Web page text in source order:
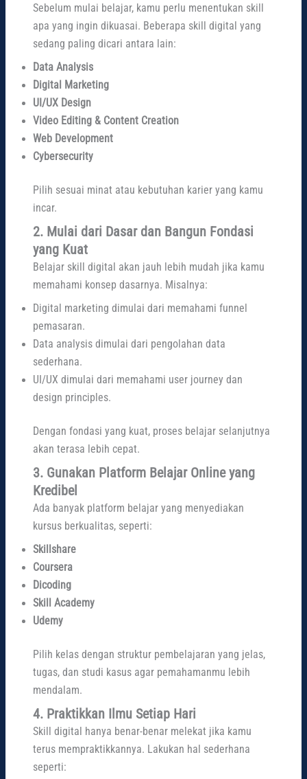
Sebelum mulai belajar, kamu perlu menentukan skill
apa yang ingin dikuasai. Beberapa skill digital yang
sedang paling dicari antara lain:
Data Analysis
Digital Marketing
UI/UX Design
Video Editing & Content Creation
Web Development
Cybersecurity
Pilih sesuai minat atau kebutuhan karier yang kamu
incar.
2. Mulai dari Dasar dan Bangun Fondasi
yang Kuat
Belajar skill digital akan jauh lebih mudah jika kamu
memahami konsep dasarnya. Misalnya:
Digital marketing dimulai dari memahami funnel
pemasaran.
Data analysis dimulai dari pengolahan data
sederhana.
UI/UX dimulai dari memahami user journey dan
design principles.
Dengan fondasi yang kuat, proses belajar selanjutnya
akan terasa lebih cepat.
3. Gunakan Platform Belajar Online yang
Kredibel
Ada banyak platform belajar yang menyediakan
kursus berkualitas, seperti:
Skillshare
Coursera
Dicoding
Skill Academy
Udemy
Pilih kelas dengan struktur pembelajaran yang jelas,
tugas, dan studi kasus agar pemahamanmu lebih
mendalam.
4. Praktikkan Ilmu Setiap Hari
Skill digital hanya benar-benar melekat jika kamu
terus mempraktikkannya. Lakukan hal sederhana
seperti: